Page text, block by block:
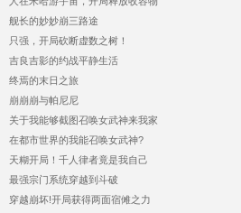
舰长的妙妙崩三路途
只强，开局砍断虚数之树！
吉良吉影的约战平静生活
终焉的末日之旅
崩崩崩与帕尼尼
关于我能够截图召唤女武神来我家
在都市世界的我能召唤女武神?
天糊开局！千人律者竟是我自己
最强宗门系统穿越到斗破
穿越崩坏!开局获得两面宿傩之力